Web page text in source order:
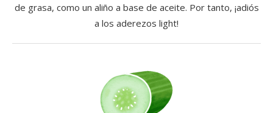
de grasa, como un aliño a base de aceite. Por tanto, ¡adiós
a los aderezos light!